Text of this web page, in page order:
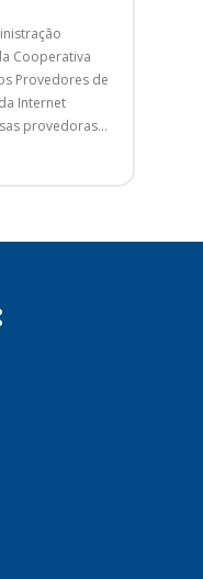
Cooperativa
Provedores de
Internet
provedoras...